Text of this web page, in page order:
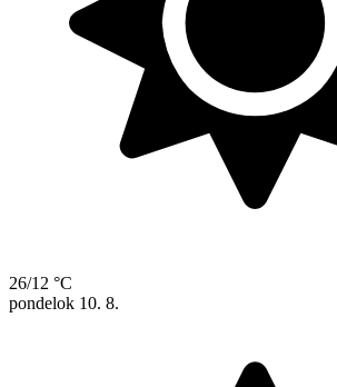
26/12 °C
pondelok 10. 8.